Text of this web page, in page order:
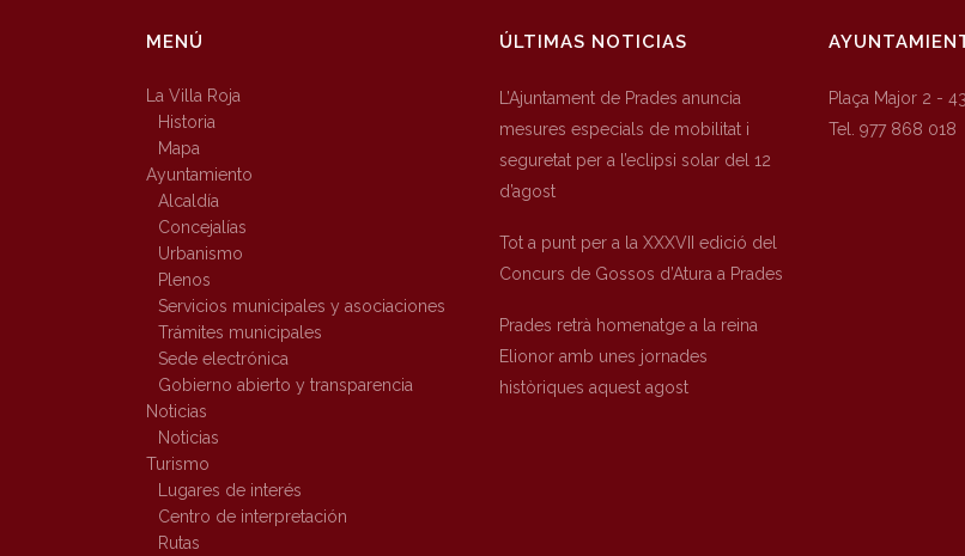
MENÚ
La Villa Roja
Historia
Mapa
Ayuntamiento
Alcaldía
Concejalías
Urbanismo
Plenos
Servicios municipales y asociaciones
Trámites municipales
Sede electrónica
Gobierno abierto y transparencia
Noticias
Noticias
Turismo
Lugares de interés
Centro de interpretación
Rutas
ÚLTIMAS NOTICIAS
L’Ajuntament de Prades anuncia
mesures especials de mobilitat i
seguretat per a l’eclipsi solar del 12
d’agost
Tot a punt per a la XXXVII edició del
Concurs de Gossos d’Atura a Prades
Prades retrà homenatge a la reina
Elionor amb unes jornades
històriques aquest agost
Plaça Major 2 -
Tel. 977 868 018